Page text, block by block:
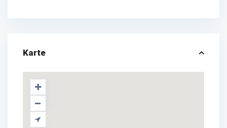
Karte